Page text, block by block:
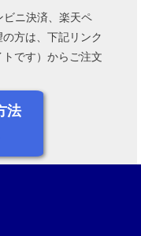
ニ決済、楽天ペ
方は、下記リンク
です）からご注文
法